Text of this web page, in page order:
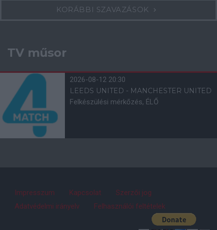
KORÁBBI SZAVAZÁSOK
TV műsor
2026-08-12 20:30
LEEDS UNITED - MANCHESTER UNITED
Felkészülési mérkőzés, ÉLŐ
Impresszum Kapcsolat
Szerzői jog
Adatvédelmi irányelv
Felhasználói feltételek